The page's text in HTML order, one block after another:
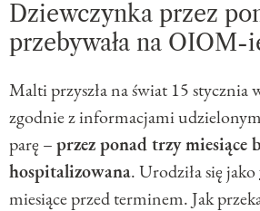
Dziewczynka przez
przebywała na OIOM-
Malti przyszła na świat 15 stycznia
zgodnie z informacjami
parę –przez ponad trzy miesiące
hospitalizowana. Urodziła się jako
miesiące przed terminem. Jak